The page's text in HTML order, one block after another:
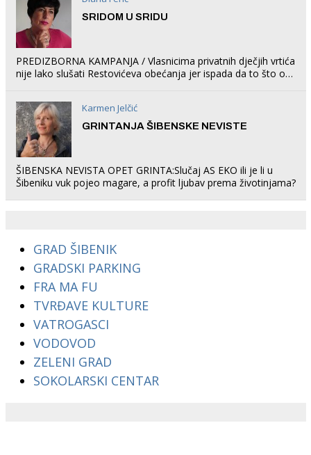
SRIDOM U SRIDU
PREDIZBORNA KAMPANJA / Vlasnicima privatnih dječjih vrtića
nije lako slušati Restovićeva obećanja jer ispada da to što oni
Karmen Jelčić
GRINTANJA ŠIBENSKE NEVISTE
ŠIBENSKA NEVISTA OPET GRINTA:Slučaj AS EKO ili je li u
Šibeniku vuk pojeo magare, a profit ljubav prema životinjama?
GRAD ŠIBENIK
GRADSKI PARKING
FRA MA FU
TVRĐAVE KULTURE
VATROGASCI
VODOVOD
ZELENI GRAD
SOKOLARSKI CENTAR